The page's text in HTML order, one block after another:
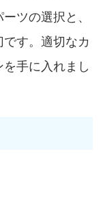
ツの選択と、
す。適切なカ
手に入れまし